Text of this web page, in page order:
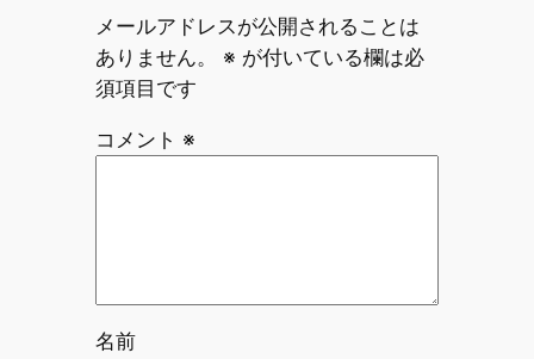
メールアドレスが公開されることは
ありません。
※ が付いている欄は必
須項目です
コメント ※
名前